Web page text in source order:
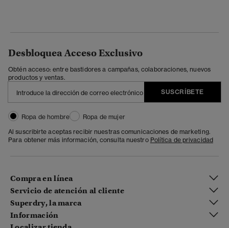
Desbloquea Acceso Exclusivo
Obtén acceso: entre bastidores a campañas, colaboraciones, nuevos
productos y ventas.
SUSCRÍBETE
Ropa de hombre
Ropa de mujer
Al suscribirte aceptas recibir nuestras comunicaciones de marketing.
Para obtener más información, consulta nuestro Política de privacidad
Compra en línea
Servicio de atención al cliente
Superdry, la marca
Información